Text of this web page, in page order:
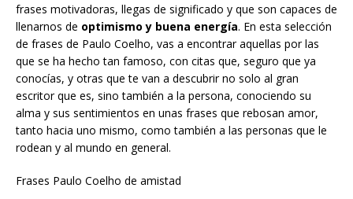
frases motivadoras, llegas de significado y que son capaces de
llenarnos de optimismo y buena energía. En esta selección
de frases de Paulo Coelho, vas a encontrar aquellas por las
que se ha hecho tan famoso, con citas que, seguro que ya
conocías, y otras que te van a descubrir no solo al gran
escritor que es, sino también a la persona, conociendo su
alma y sus sentimientos en unas frases que rebosan amor,
tanto hacia uno mismo, como también a las personas que le
rodean y al mundo en general.
Frases Paulo Coelho de amistad